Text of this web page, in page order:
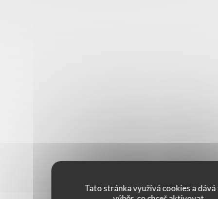
Tato stránka využívá cookies a dává